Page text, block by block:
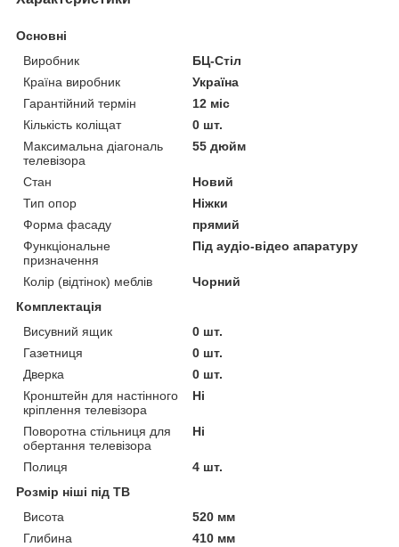
Основні
Виробник
БЦ-Стіл
Країна виробник
Україна
Гарантійний термін
12 міс
Кількість коліщат
0 шт.
Максимальна діагональ
телевізора
55 дюйм
Стан
Новий
Тип опор
Ніжки
Форма фасаду
прямий
Функціональне
призначення
Під аудіо-відео апаратуру
Колір (відтінок) меблів
Чорний
Комплектація
Висувний ящик
0 шт.
Газетниця
0 шт.
Дверка
0 шт.
Кронштейн для настінного
кріплення телевізора
Ні
Поворотна стільниця для
обертання телевізора
Ні
Полиця
4 шт.
Розмір ніші під ТВ
Висота
520 мм
Глибина
410 мм